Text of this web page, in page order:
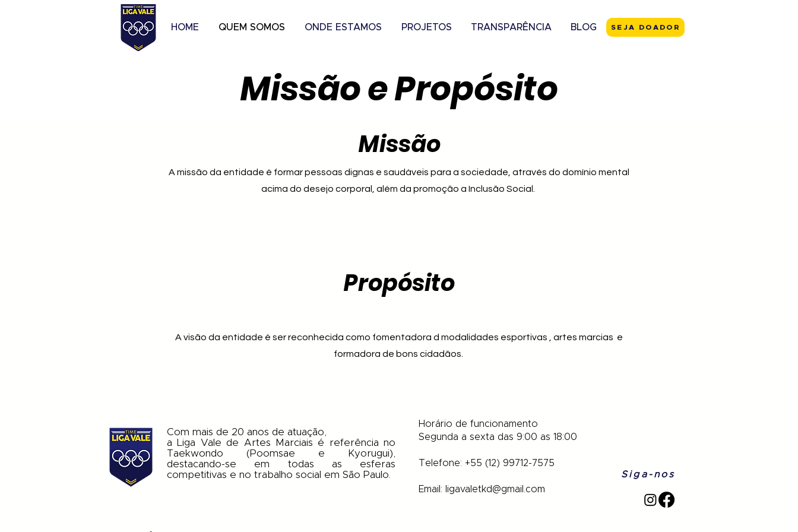
HOME QUEM SOMOS ONDE ESTAMOS PROJETOS TRANSPARÊNCIA BLOG SEJA DOADOR
Missão e Propósito
Missão
A missão da entidade é formar pessoas dignas e saudáveis para a sociedade, através do domínio mental
acima do desejo corporal, além da promoção a Inclusão Social.
Propósito
A visão da entidade é ser reconhecida como fomentadora d modalidades esportivas , artes marcias e
formadora de bons cidadãos.
Com mais de 20 anos de atuação,
a Liga Vale de Artes Marciais é referência no
Taekwondo (Poomsae e Kyorugui),
destacando-se em todas as esferas
competitivas e no trabalho social em São Paulo.
Horário de funcionamento
Segunda a sexta das 9:00 as 18:00
​Telefone: +55 (12) 99712-7575
Email: ligavaletkd@gmail.com
Siga-nos